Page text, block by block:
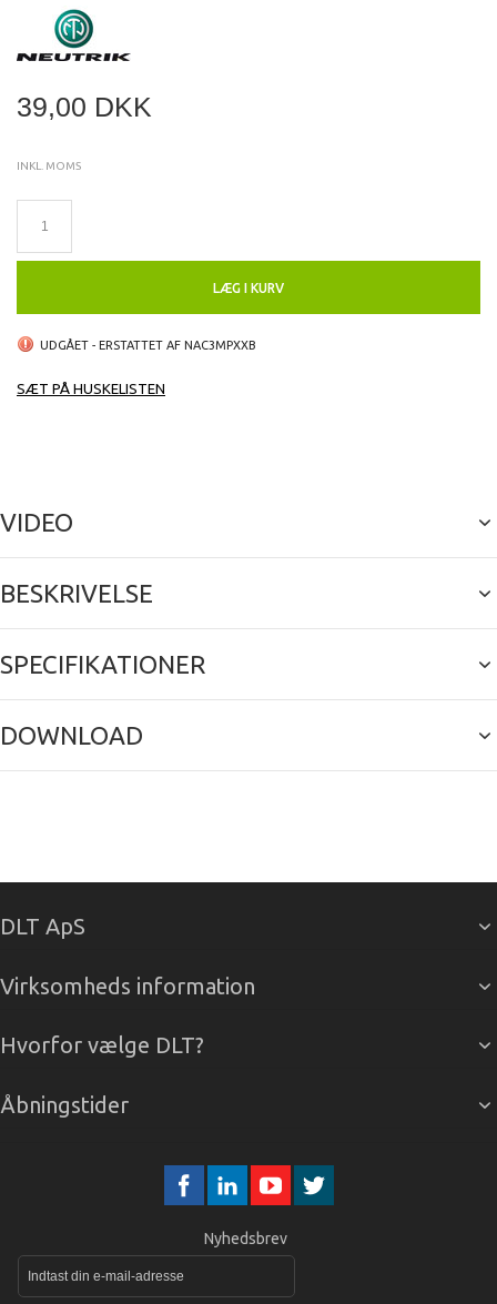
39,00 DKK
INKL. MOMS
LÆG I KURV
UDGÅET - ERSTATTET AF NAC3MPXXB
SÆT PÅ HUSKELISTEN
VIDEO
BESKRIVELSE
SPECIFIKATIONER
DOWNLOAD
DLT ApS
Virksomheds information
Hvorfor vælge DLT?
Åbningstider
Nyhedsbrev